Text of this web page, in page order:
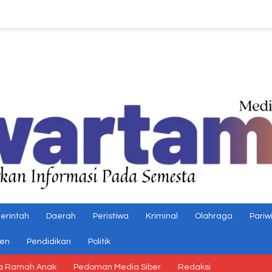
Daerah Peristiwa Kriminal Olahraga
Pendidikan Politik
Ramah Anak Pedoman Media Siber Redaksi